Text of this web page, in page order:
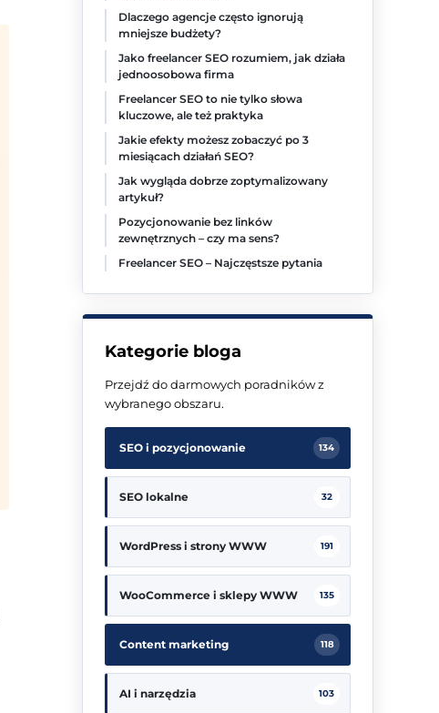
Dlaczego agencje często ignorują
mniejsze budżety?
Jako freelancer SEO rozumiem, jak działa
jednoosobowa firma
Freelancer SEO to nie tylko słowa
kluczowe, ale też praktyka
Jakie efekty możesz zobaczyć po 3
miesiącach działań SEO?
Jak wygląda dobrze zoptymalizowany
artykuł?
Pozycjonowanie bez linków
zewnętrznych – czy ma sens?
Freelancer SEO – Najczęstsze pytania
Kategorie bloga
Przejdź do darmowych poradników z
wybranego obszaru.
SEO i pozycjonowanie 134
SEO lokalne 32
WordPress i strony WWW 191
WooCommerce i sklepy WWW 135
Content marketing 118
AI i narzędzia 103